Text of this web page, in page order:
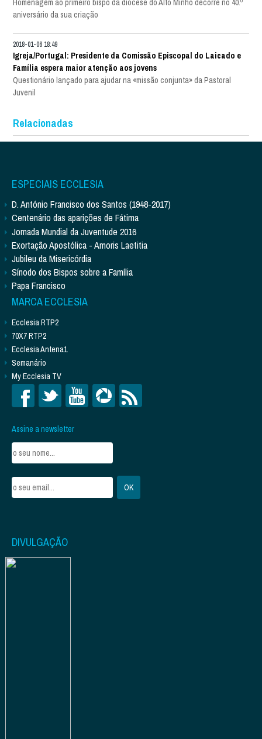
Homenagem ao primeiro bispo da diocese do Alto Minho decorre no 40.º
aniversário da sua criação
2018-01-06 18:49
Igreja/Portugal: Presidente da Comissão Episcopal do Laicado e
Família espera maior atenção aos jovens
Questionário lançado para ajudar na «missão conjunta» da Pastoral
Juvenil
Relacionadas
ESPECIAIS ECCLESIA
D. António Francisco dos Santos (1948-2017)
Centenário das aparições de Fátima
Jornada Mundial da Juventude 2016
Exortação Apostólica - Amoris Laetitia
Jubileu da Misericórdia
Sínodo dos Bispos sobre a Família
Papa Francisco
MARCA ECCLESIA
Ecclesia RTP2
70X7 RTP2
Ecclesia Antena1
Semanário
My Ecclesia TV
Assine a newsletter
DIVULGAÇÃO